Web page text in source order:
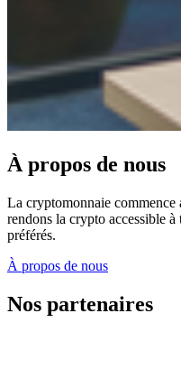
À propos de nous
La cryptomonnaie
rendons la crypto accessible
préférés.
À propos de nous
Nos partenaires